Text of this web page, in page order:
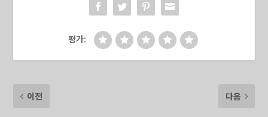
평가:
이전 다음